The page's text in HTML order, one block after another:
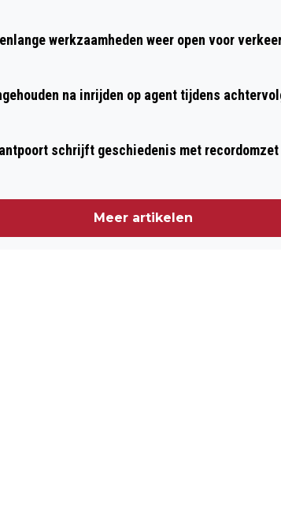
DAN
BEVERWIJK
werkzaamheden weer open voor
na inrijden op agent tijdens
schrijft geschiedenis met recordomzet
Meer artikelen